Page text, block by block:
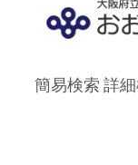
簡易検索 詳